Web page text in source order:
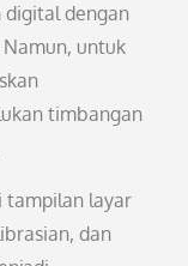
digital dengan
Namun, untuk
timbangan
tampilan layar
dan